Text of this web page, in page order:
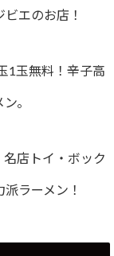
エのお店！
1玉無料！辛子高
。
店トイ・ボック
ラーメン！